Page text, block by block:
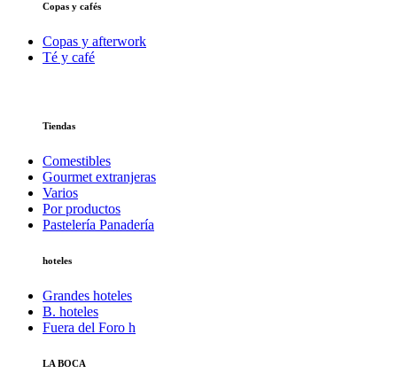
Copas y cafés
Copas y afterwork
Té y café
Tiendas
Comestibles
Gourmet extranjeras
Varios
Por productos
Pastelería Panadería
hoteles
Grandes hoteles
B. hoteles
Fuera del Foro h
LA BOCA